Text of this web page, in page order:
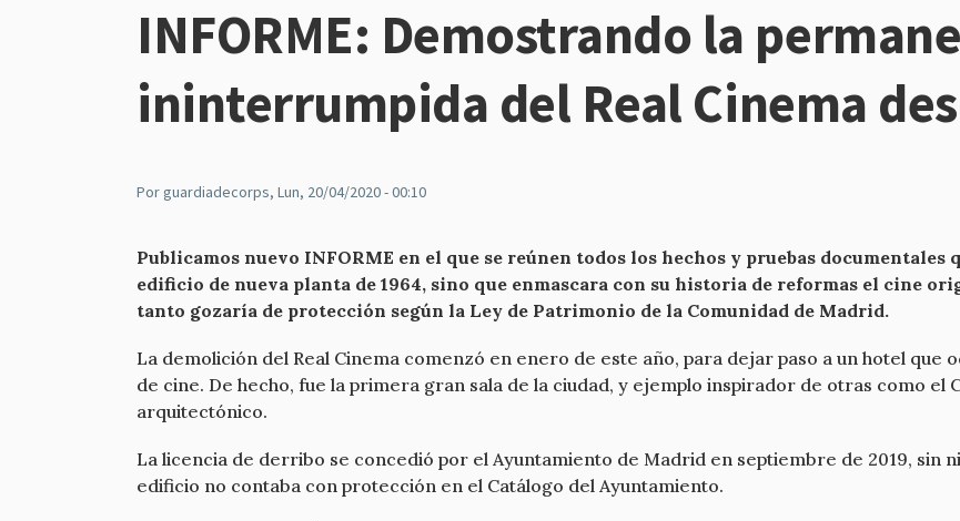
navegación
INFORME: Demostrando la
ininterrumpida del Real Cinema
Porguardiadecorps, Lun, 20/04/2020 - 00:10
Publicamos nuevo INFORME en el que se reúnen todos los hechos y pruebas documentales
edificio de nueva planta de 1964, sino que enmascara con su historia de reformas el cine
tanto gozaría de protección según la Ley de Patrimonio de la Comunidad de Madrid.
La demolición del Real Cinema comenzó en enero de este año, para dejar paso a un hotel que
de cine. De hecho, fue la primera gran sala de la ciudad, y ejemplo inspirador de otras como el
arquitectónico.
La licencia de derribo se concedió por el Ayuntamiento de Madrid en septiembre de 2019, sin
edificio no contaba con protección en el Catálogo del Ayuntamiento.